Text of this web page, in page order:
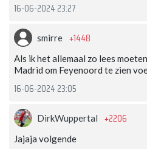
16-06-2024 23:27
smirre +1448
Als ik het allemaal zo lees
Madrid om Feyenoord te zien
16-06-2024 23:05
DirkWuppertal +2206
Jajaja volgende